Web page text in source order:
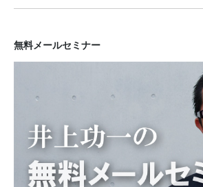
無料メールセミナー